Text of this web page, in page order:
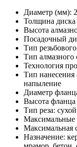
Диаметр (мм):
Толщина
Высота
Посадочный
Тип
Тип алмазного
Технология
Тип нанесения
напыление
Диаметр
Высота
Тип реза:
Максимальные
Максимальная
Назначение: